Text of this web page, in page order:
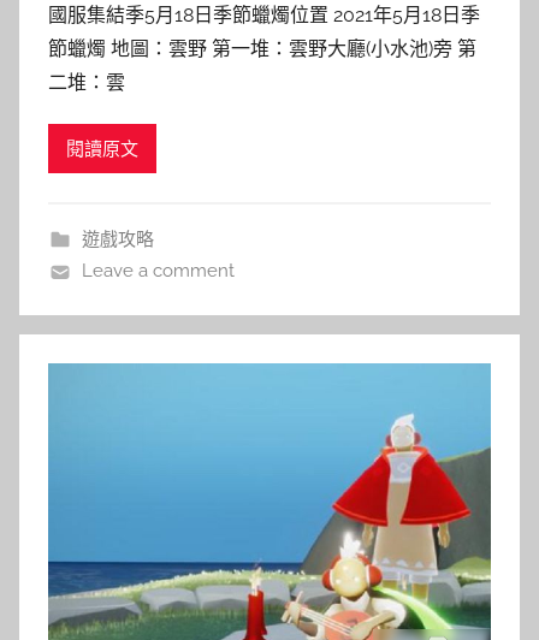
國服集結季5月18日季節蠟燭位置 2021年5月18日季
節蠟燭 地圖：雲野 第一堆：雲野大廳(小水池)旁 第
二堆：雲
閱讀原文
遊戲攻略
Leave a comment